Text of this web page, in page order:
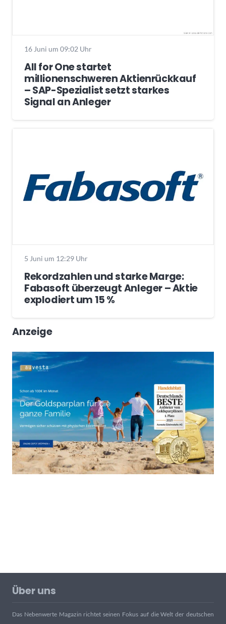
16 Juni um 09:02 Uhr
All for One startet
millionenschweren Aktienrückkauf
– SAP-Spezialist setzt starkes
Signal an Anleger
5 Juni um 12:29 Uhr
Rekordzahlen und starke Marge:
Fabasoft überzeugt Anleger – Aktie
explodiert um 15 %
Anzeige
Über uns
Das Nebenwerte Magazin richtet seinen Fokus auf die Welt der deutschen